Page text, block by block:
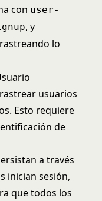
con user-
, y
lo
usuarios
Esto requiere
de
a través
inician sesión,
que todos los